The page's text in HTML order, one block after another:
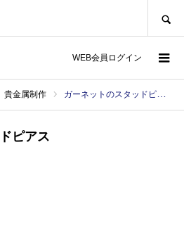
WEB会員ログイン
貴金属制作 ガーネットのスタッドピアス
ピアス